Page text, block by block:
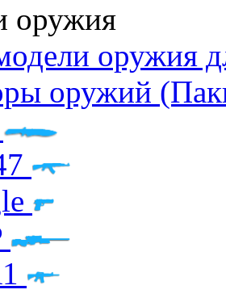
оружия
оружия
оружий